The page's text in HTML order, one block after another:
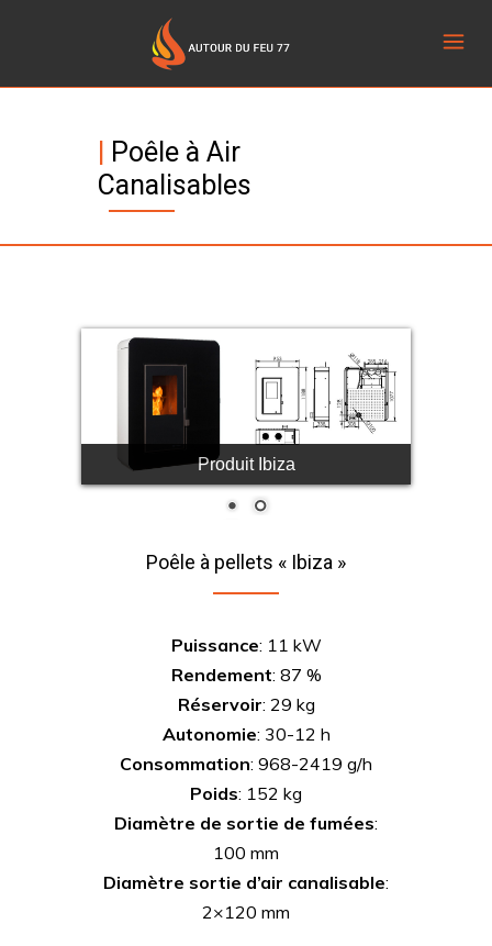
Poêle à Air
Canalisables
Produit Ibiza
Poêle à pellets « Ibiza »
Puissance: 11 kW
Rendement: 87 %
Réservoir: 29 kg
Autonomie: 30-12 h
Consommation: 968-2419 g/h
Poids: 152 kg
Diamètre de sortie de fumées:
100 mm
Diamètre sortie d’air canalisable:
2×120 mm